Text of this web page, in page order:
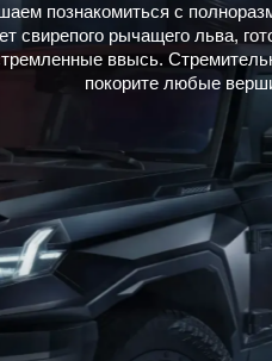
познакомиться с
свирепого рычащего льва,
ввысь.
покорите любые